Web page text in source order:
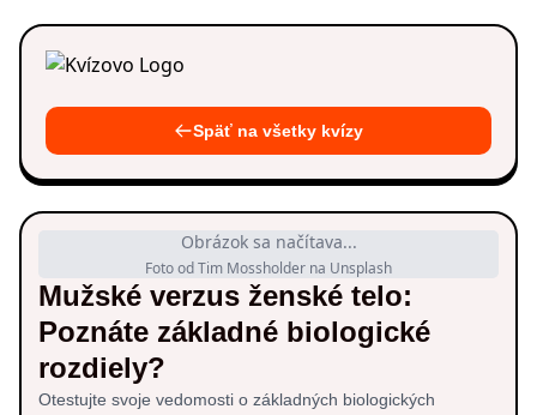
Späť na všetky kvízy
Obrázok sa načítava...
Foto od Tim Mossholder na Unsplash
Mužské verzus ženské telo:
Poznáte základné biologické
rozdiely?
Otestujte svoje vedomosti o základných biologických